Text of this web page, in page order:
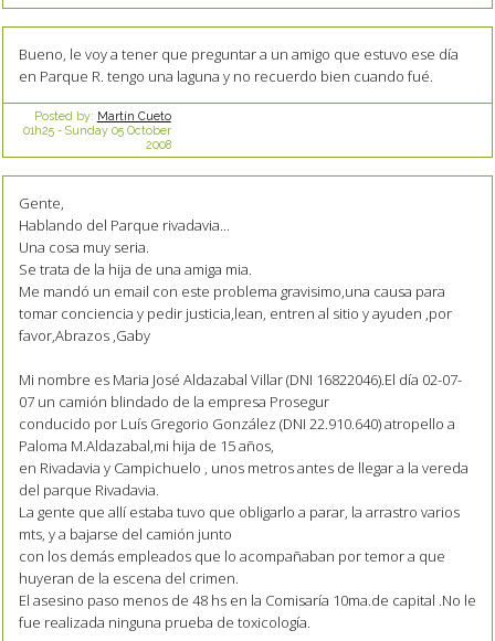
Bueno, le voy a tener que preguntar a un amigo que estuvo ese día
en Parque R. tengo una laguna y no recuerdo bien cuando fué.
Posted by: Martín Cueto
01h25- Sunday 05 October
2008
Gente,
Hablando del Parque rivadavia...
Una cosa muy seria.
Se trata de la hija de una amiga mia.
Me mandó un email con este problema gravisimo,una causa para
tomar conciencia y pedir justicia,lean, entren al sitio y ayuden ,por
favor,Abrazos ,Gaby
Mi nombre es Maria José Aldazabal Villar (DNI 16822046).El día 02-07-
07 un camión blindado de la empresa Prosegur
conducido por Luís Gregorio González (DNI 22.910.640) atropello a
Paloma M.Aldazabal,mi hija de 15 años,
en Rivadavia y Campichuelo , unos metros antes de llegar a la vereda
del parque Rivadavia.
La gente que allí estaba tuvo que obligarlo a parar, la arrastro varios
mts, y a bajarse del camión junto
con los demás empleados que lo acompañaban por temor a que
huyeran de la escena del crimen.
El asesino paso menos de 48 hs en la Comisaría 10ma.de capital .No le
fue realizada ninguna prueba de toxicología.